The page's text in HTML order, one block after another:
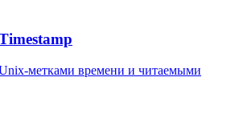
метками времени и читаемыми